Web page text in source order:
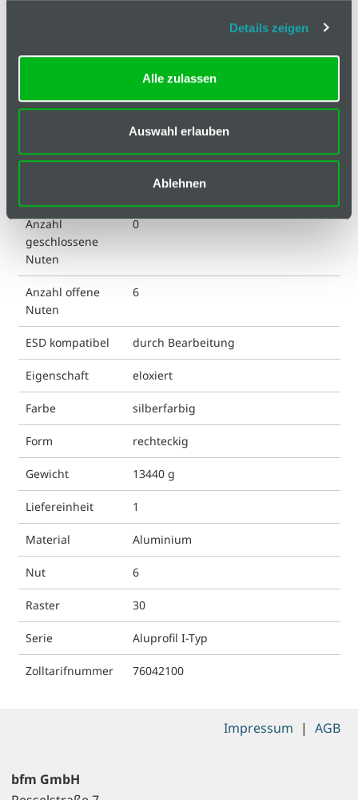
Details zeigen
Alle zulassen
Auswahl erlauben
Ablehnen
Hinweis
Klassifizierungen
Anzahl
geschlossene
Nuten
0
Anzahl offene
Nuten
6
ESD kompatibel durch Bearbeitung
Eigenschaft eloxiert
Farbe silberfarbig
Form rechteckig
Gewicht 13440 g
Liefereinheit 1
Material Aluminium
Nut 6
Raster 30
Serie Aluprofil I-Typ
Zolltarifnummer 76042100
bfm GmbH
Impressum | AGB